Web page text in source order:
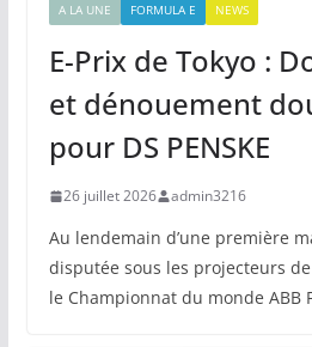
A LA UNE FORMULA E NEWS
E-Prix de Tokyo :
et dénouement
pour DS PENSKE
26 juillet 2026 admin3216
Au lendemain d’une première
disputée sous les projecteurs
le Championnat du monde ABB